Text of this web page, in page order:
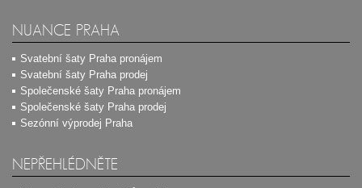
NUANCE PRAHA
Svatební šaty Praha pronájem
Svatební šaty Praha prodej
Společenské šaty Praha pronájem
Společenské šaty Praha prodej
Sezónní výprodej Praha
NEPŘEHLÉDNĚTE